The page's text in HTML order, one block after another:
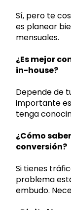
Sí, pero te
es planear
mensuales.
¿Es mejor
in-house?
Depende de
importante
tenga
¿Cómo
conversión?
Si tienes
problema
embudo.